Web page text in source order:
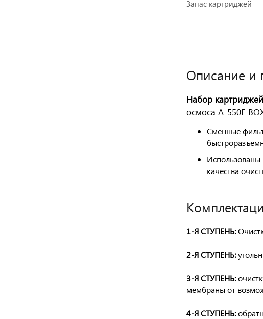
Запас картриджей
Описание и
Набор
осмоса А-550Е
Сменные
Использованы
качества
1-Я СТУПЕНЬ:
2-Я СТУПЕНЬ:
3-Я СТУПЕНЬ:
мембраны от
4-Я СТУПЕНЬ: